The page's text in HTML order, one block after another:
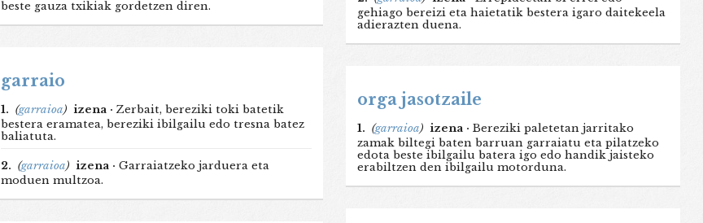
beste gauza txikiak gordetzen diren.
garraio
1. (garraioa) izena · Zerbait, bereziki toki batetik
bestera eramatea, bereziki ibilgailu edo tresna batez
baliatuta.
2. (garraioa) izena · Garraiatzeko jarduera eta
moduen multzoa.
gehiago bereizi eta haietatik bestera igaro daitekeela
adierazten duena.
orga jasotzaile
1. (garraioa) izena · Bereziki paletetan jarritako
zamak biltegi baten barruan garraiatu eta pilatzeko
edota beste ibilgailu batera igo edo handik jaisteko
erabiltzen den ibilgailu motorduna.